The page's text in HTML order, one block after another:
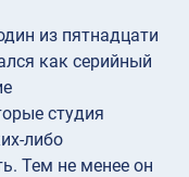
из пятнадцати
как серийный
студия
либо
Тем не менее он